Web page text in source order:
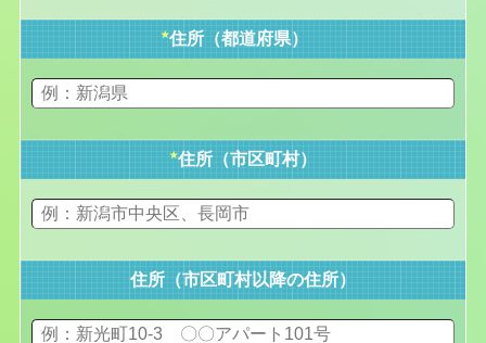
★住所（都道府県）
★住所（市区町村）
住所（市区町村以降の住所）